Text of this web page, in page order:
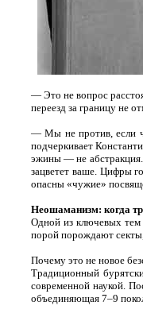
— Это не вопрос
переезд за границу не
— Мы не против, если
подчеркивает
эжины — не абстракция.
зацветет ваше. Цифры
опасны «чужие»
Неошаманизм: когда
Одной из ключевых тем
порой порождают
Почему это не новое
Традиционный
современной наукой.
объединяющая 7–9